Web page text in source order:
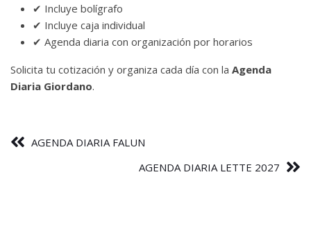
✔ Incluye bolígrafo
✔ Incluye caja individual
✔ Agenda diaria con organización por horarios
Solicita tu cotización y organiza cada día con la Agenda
Diaria Giordano.
AGENDA DIARIA FALUN
AGENDA DIARIA LETTE 2027